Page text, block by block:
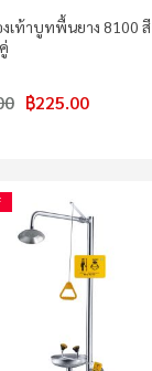
งเท้าบูทพื้นยาง 8100 สี
฿225.00